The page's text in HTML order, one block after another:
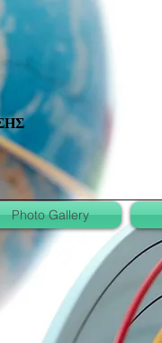
Photo Gallery